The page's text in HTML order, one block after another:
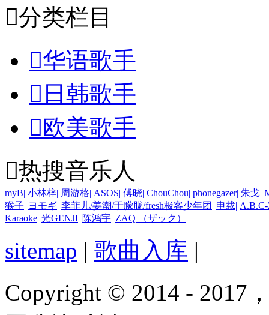
分类栏目
华语歌手
 日韩歌手
欧美歌手
热搜音乐人
myB| 小林梓| 周游格| ASOS| 傅晓| ChouChou| phonegazer| 朱戈|
猴子| ヨモギ| 李菲儿/姜潮/于朦胧/fresh极客少年团 | 申载|
Karaoke| 光GENJI| 陈鸿宇| ZAQ （ザック） |
sitemap | 歌曲入库 |
Copyright © 2014 - 2017